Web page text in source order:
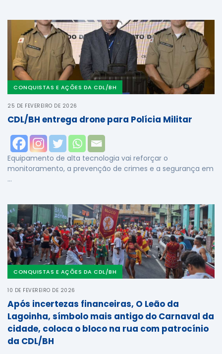
CONQUISTAS E AÇÕES DA CDL/BH
25 DE FEVEREIRO DE 2026
CDL/BH entrega drone para Polícia Militar
Equipamento de alta tecnologia vai reforçar o
monitoramento, a prevenção de crimes e a segurança em
…
CONQUISTAS E AÇÕES DA CDL/BH
10 DE FEVEREIRO DE 2026
Após incertezas financeiras, O Leão da
Lagoinha, símbolo mais antigo do Carnaval da
cidade, coloca o bloco na rua com patrocínio
da CDL/BH